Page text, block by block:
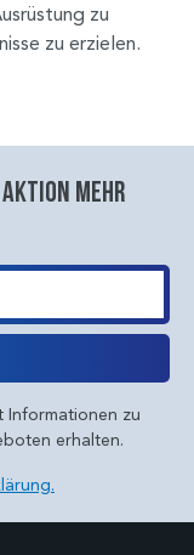
zu
zu erzielen.
aktion mehr
Informationen zu
erhalten.